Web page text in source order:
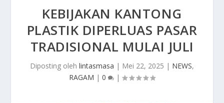
KEBIJAKAN KANTONG
PLASTIK DIPERLUAS PASAR
TRADISIONAL MULAI JULI
Diposting oleh lintasmasa | Mei 22, 2025 | NEWS,
RAGAM | 0 |